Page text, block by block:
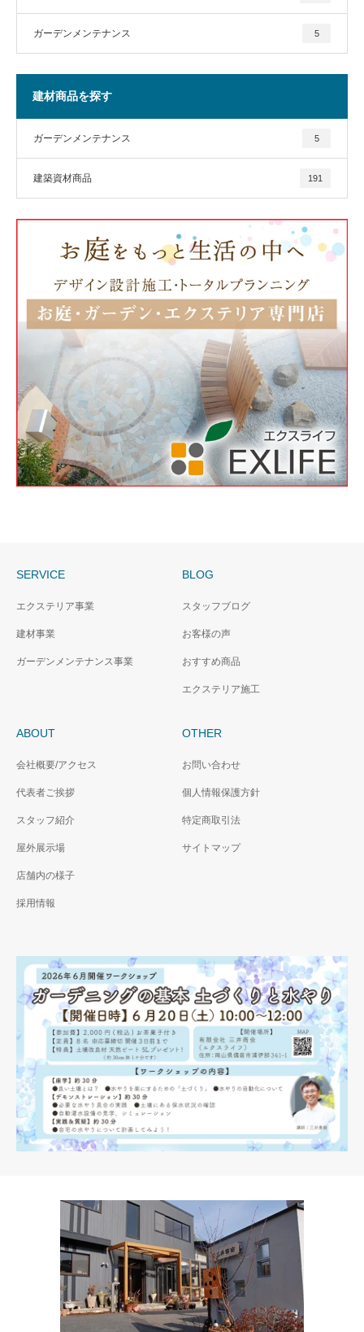
ガーデンメンテナンス 5
建材商品を探す
ガーデンメンテナンス 5
建築資材商品 191
SERVICE
エクステリア事業
建材事業
ガーデンメンテナンス事業
BLOG
スタッフブログ
お客様の声
おすすめ商品
エクステリア施工
ABOUT
会社概要/アクセス
代表者ご挨拶
スタッフ紹介
屋外展示場
店舗内の様子
採用情報
OTHER
お問い合わせ
個人情報保護方針
特定商取引法
サイトマップ